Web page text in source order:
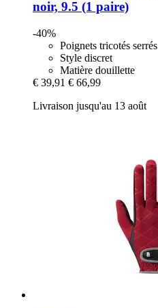
noir, 9.5 (1 paire)
-40%
Poignets tricotés serrés
Style discret
Matière douillette
€ 39,91 € 66,99
Livraison jusqu'au 13 août